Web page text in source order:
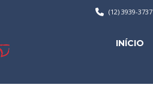
(12) 3939-3737
INÍCIO